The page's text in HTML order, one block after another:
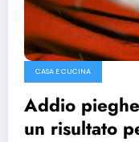
CASA E CUCINA
Addio
un risultato